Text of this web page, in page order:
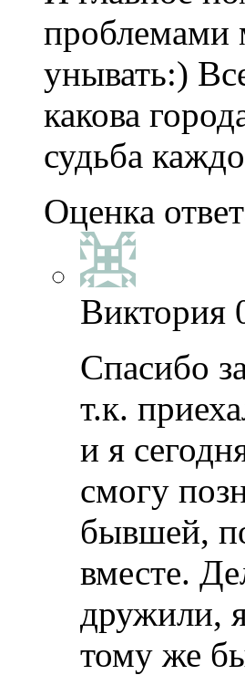
проблемами
унывать:)
какова
судьба
Оценка
Виктория
Спасибо
т.к.
и я
смогу
бывшей,
вместе.
дружили,
тому же